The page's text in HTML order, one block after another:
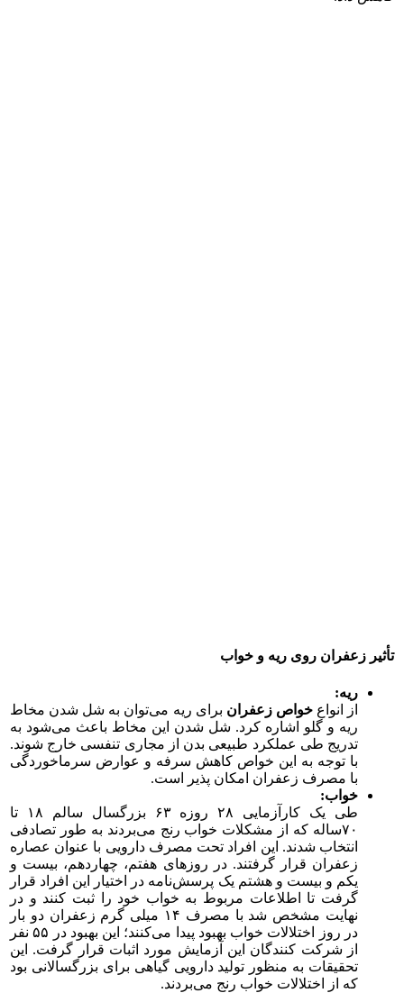
تأثیر زعفران روی ریه و خواب
ریه:
از انواعخواص زعفران برای ریه می‌توان به شل شدن مخاط
ریه و گلو اشاره کرد. شل شدن این مخاط باعث می‌شود به
تدریج طی عملکرد طبیعی بدن از مجاری تنفسی خارج شوند.
با توجه به این خواص کاهش سرفه و عوارض سرماخوردگی
با مصرف زعفران امکان پذیر است.
خواب:
طی یک کارآزمایی ۲۸ روزه ۶۳ بزرگسال سالم ۱۸ تا
۷۰ساله که از مشکلات خواب رنج می‌بردند به طور تصادفی
انتخاب شدند. این افراد تحت مصرف دارویی با عنوان عصاره
زعفران قرار گرفتند. در روزهای هفتم، چهاردهم، بیست و
یکم و بیست و هشتم یک پرسش‌نامه در اختیار این افراد قرار
گرفت تا اطلاعات مربوط به خواب خود را ثبت کنند و در
نهایت مشخص شد با مصرف ۱۴ میلی گرم زعفران دو بار
در روز اختلالات خواب بهبود پیدا می‌کنند؛ این بهبود در ۵۵ نفر
از شرکت کنندگان این آزمایش مورد اثبات قرار گرفت. این
تحقیقات به منظور تولید دارویی گیاهی برای بزرگسالانی بود
که از اختلالات خواب رنج می‌بردند.